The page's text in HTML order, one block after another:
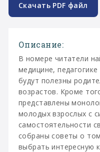
Скачать PDF файл
Описание:
В номере читатели
медицине,
будут полезны
возрастов. Кроме
представлены
молодых взрослых с
самостоятельности
собраны советы о
выбрать интересную